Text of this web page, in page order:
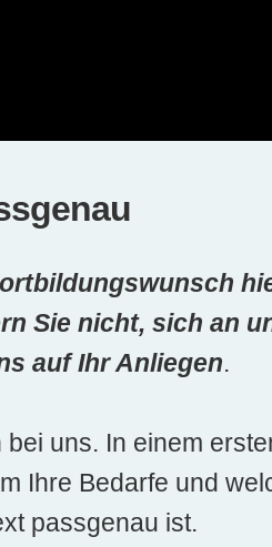
Sie nicht, sich an
auf Ihr Anliegen.
uns. In einem
Ihre Bedarfe und
passgenau ist.